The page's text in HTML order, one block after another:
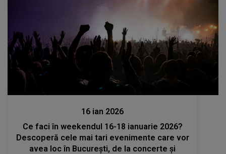
Divertisment
16 ian 2026
Ce faci în weekendul 16-18 ianuarie 2026?
Descoperă cele mai tari evenimente care vor
avea loc în București, de la concerte și